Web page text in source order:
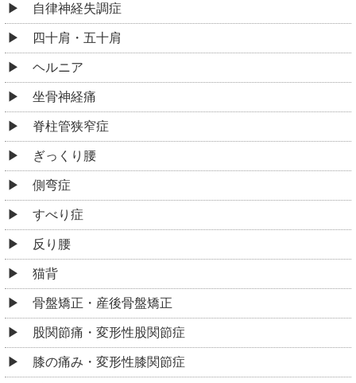
自律神経失調症
四十肩・五十肩
ヘルニア
坐骨神経痛
脊柱管狭窄症
ぎっくり腰
側弯症
すべり症
反り腰
猫背
骨盤矯正・産後骨盤矯正
股関節痛・変形性股関節症
膝の痛み・変形性膝関節症